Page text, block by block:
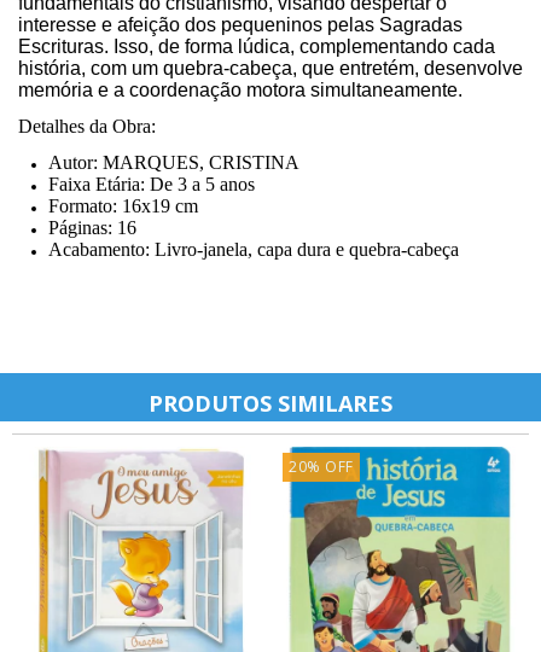
interesse e afeição dos pequeninos pelas Sagradas
Escrituras. Isso, de forma lúdica, complementando cada
história, com um quebra-cabeça, que entretém, desenvolve
memória e a coordenação motora simultaneamente.
Detalhes da Obra:
Autor: MARQUES, CRISTINA
Faixa Etária: De 3 a 5 anos
Formato: 16x19 cm
Páginas: 16
Acabamento: Livro-janela, capa dura e quebra-cabeça
PRODUTOS SIMILARES
20% OFF